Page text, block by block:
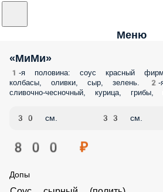
Меню
«МиМи»
1-я половина: соус красный фирменный,
зелень. 2-я половина: соус сливочно-
помидоры, сыр, зелень
30 см. 33 см.
800 ₽
Допы